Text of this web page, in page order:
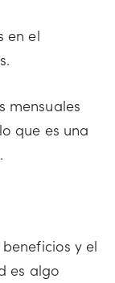
en el
mensuales
que es una
y el
es algo